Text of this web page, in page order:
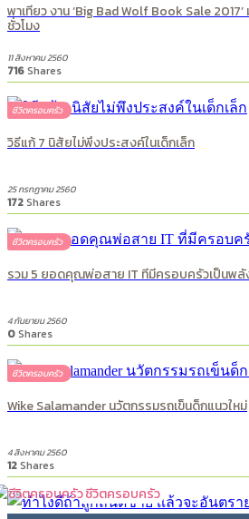
พาเที่ยว งาน ‘Big Bad Wolf Book Sale
ชั่วโมง
11 สิงหาคม 2560
716Shares
ชีวิตครอบครัว
วิธีแก้ 7 นิสัยไม่พึงประสงค์ในเด็กเล็ก
25 กรกฏาคม 2560
172Shares
ชีวิตครอบครัว
รวม 5 ยอดคุณพ่อสาย IT ที่มีครอบครัวเป็นพลั
4 กันยายน 2560
0Shares
ชีวิตครอบครัว
Wike Salamander นวัตกรรมรถเข็นด็กแนวใหม่
4 สิงหาคม 2560
12Shares
ชีวิตครอบครัว